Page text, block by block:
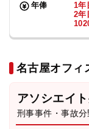
年俸
1年
2年
名古屋オフィ
アソシエイ
刑事事件・事故